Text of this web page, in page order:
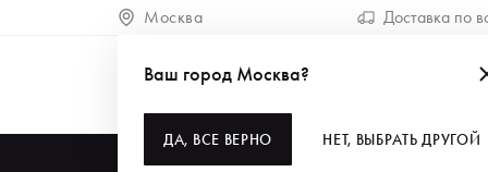
Москва Доставка по
Ваш город Москва?
ДА, ВСЕ ВЕРНО НЕТ, ВЫБРАТЬ ДРУГОЙ